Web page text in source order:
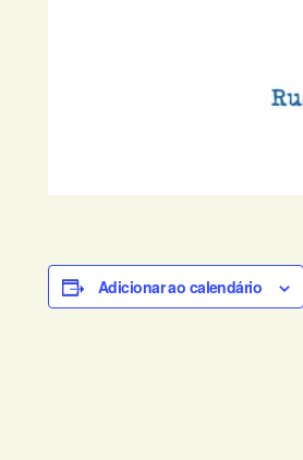
Adicionar ao calendário